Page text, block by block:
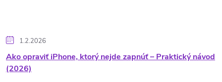
1.2.2026
Ako opraviť iPhone, ktorý nejde zapnúť – Praktický návod
(2026)